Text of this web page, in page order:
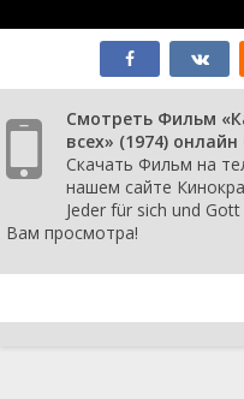
Смотреть Фильм
всех» (1974)
Скачать Фильм на
нашем сайте
Jeder für sich und
Вам просмотра!